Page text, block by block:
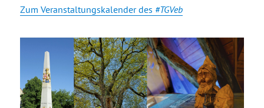
Zum Veranstaltungskalender des #TGVeb